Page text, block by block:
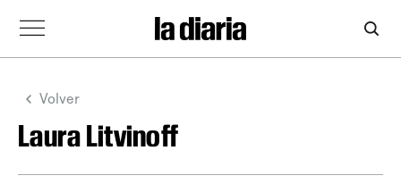
Volver
Laura Litvinoff